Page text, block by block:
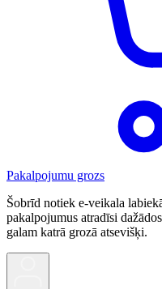
Pakalpojumu grozs
Šobrīd notiek e-veikala
pakalpojumus atradīsi
galam katrā grozā atsevišķi.